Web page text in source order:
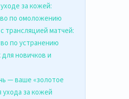
за кожей:
по омоложению
трансляцией матчей:
по устранению
новичков и
— ваше «золотое
ухода за кожей